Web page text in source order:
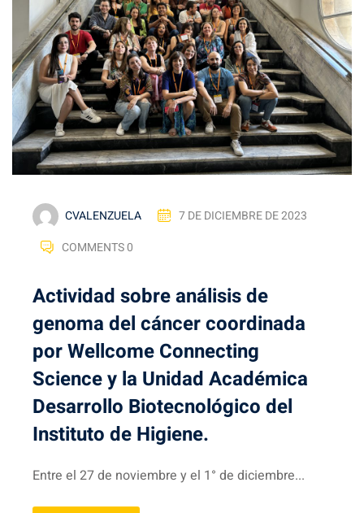
CVALENZUELA
7 DE DICIEMBRE DE 2023
COMMENTS 0
Actividad sobre análisis de
genoma del cáncer coordinada
por Wellcome Connecting
Science y la Unidad Académica
Desarrollo Biotecnológico del
Instituto de Higiene.
Entre el 27 de noviembre y el 1° de diciembre...